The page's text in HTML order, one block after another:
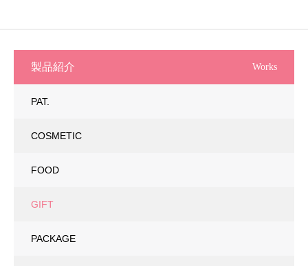
製品紹介 Works
PAT.
COSMETIC
FOOD
GIFT
PACKAGE